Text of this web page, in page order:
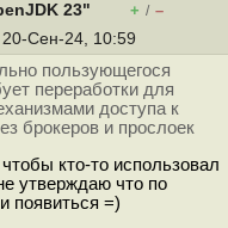
23" + / –
20-Сен-24, 10:59
пользующегося
переработки для
доступа к
брокеров и прослоек
кто-то использовал
утверждаю что по
появиться =)